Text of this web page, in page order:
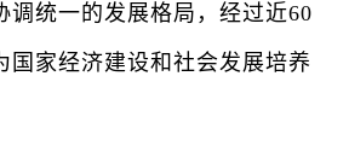
调统一的发展格局，经过近60
国家经济建设和社会发展培养